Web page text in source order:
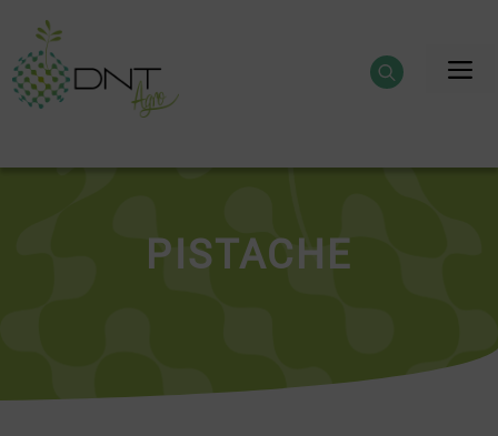
contenu
PISTACHE